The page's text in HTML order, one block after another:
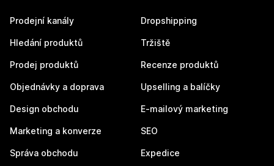
Prodejní kanály
Hledání produktů
Prodej produktů
Objednávky a doprava
Design obchodu
Marketing a konverze
Správa obchodu
Dropshipping
Tržiště
Recenze produktů
Upselling a balíčky
E-mailový marketing
SEO
Expedice